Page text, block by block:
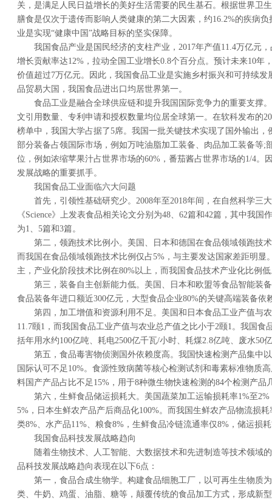
关，是满足人民日益增长的美好生活需要的民生基石。根据世界卫
膳食是仅次于遗传而影响人类健康的第二大因素，约16.2%的疾病
业是实现“健康中国”战略目标的坚实保障。
我国食品产业是国民经济的支柱产业，2017年产值11.4万亿元
增长贡献率达12%，拉动全国工业增长0.8个百分点。预计未来10年
价值超过7万亿元。因此，我国食品工业是实施乡村振兴和可持续
品贸易大国，我国食品进出口均居世界第一。
食品工业是融合全球供应链和提升我国国际竞争力的重要支撑
文引用数量、专利申请和授权数量均位居全球第一。在软科发布的
榜单中，我国大学占据了5席。我国一批关键技术实现了国外输出，
部分装备占领国际市场，例如万吨油脂加工装备、肉品加工装备等;
位，例如浓缩苹果汁占世界市场的60%，番茄酱占世界市场的1/4。
发展战略的重要抓手。
我国食品工业面临六大问题
首先，引领性基础研究少。2008年至2018年间，在自然科学三
《Science》上发表食品相关论文分别为48、62篇和42篇，其中我国
为1、5篇和3篇。
第二，领跑技术比例小。美国、日本和德国在食品领域领跑技
而我国在食品领域领跑技术比例仅占5%，与主要发达国家差距明显
主，产业化阶段技术比例在80%以上，而我国食品技术产业化比例
第三，装备自主创新能力低。美国、日本和欧盟等食品智能装
食品装备年进口额近300亿元，大型食品企业80%的关键高端装备依
第四，加工增值和资源利用不足。美国和日本食品工业产值与
11.7颐1，而我国食品工业产值与农业总产值之比小于2颐1。我国食
括年用水约100亿吨、耗电2500亿千瓦/小时、耗煤2.8亿吨、废水50
第五，食品毒害物侦测国外依赖度高。我国快速检测产品集中
国际认可不足10%。食源性致病菌等核心检测试剂和毒素标准物质
料国产产品占比不足15%，用于8种微生物快速检测的84个检测产品
第六，生鲜食品储运损耗大。美国蔬菜加工运输损耗率1%至
5%，日本生鲜农产品产后商品化100%。而我国生鲜农产品物流损
类8%、水产品11%、粮食8%，生鲜食品冷链流通率仅8%，储运损
我国食品科技发展战略趋向
随着生物技术、人工智能、大数据技术和先进制造等技术领域
品科技发展战略趋向表现在以下6点：
第一，食品合成生物学。构建食品细胞工厂，以可再生生物质
类、牛奶、鸡蛋、油脂、糖等，颠覆传统的食品加工方式，形成新